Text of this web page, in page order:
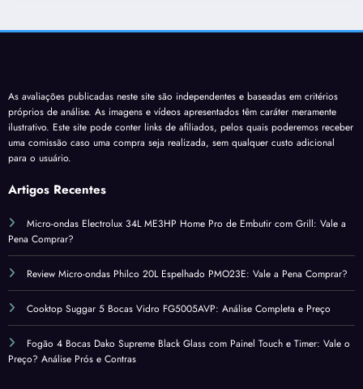
As avaliações publicadas neste site são independentes e baseadas em critérios
próprios de análise. As imagens e vídeos apresentados têm caráter meramente
ilustrativo. Este site pode conter links de afiliados, pelos quais poderemos receber
uma comissão caso uma compra seja realizada, sem qualquer custo adicional
para o usuário.
Artigos Recentes
Micro-ondas Electrolux 34L ME3HP Home Pro de Embutir com Grill: Vale a
Pena Comprar?
Review Micro-ondas Philco 20L Espelhado PMO23E: Vale a Pena Comprar?
Cooktop Suggar 5 Bocas Vidro FG5005AVP: Análise Completa e Preço
Fogão 4 Bocas Dako Supreme Black Glass com Painel Touch e Timer: Vale o
Preço? Análise Prós e Contras